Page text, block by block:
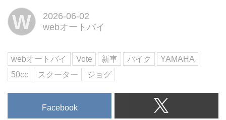
高:1675×670×1040mm
シート高:705〈720〉mm
車両重...
W
2026-06-02
webオートバイ
webオートバイ Vote 新車 バイク
YAMAHA
50cc
スクーター ジョグ
Facebook